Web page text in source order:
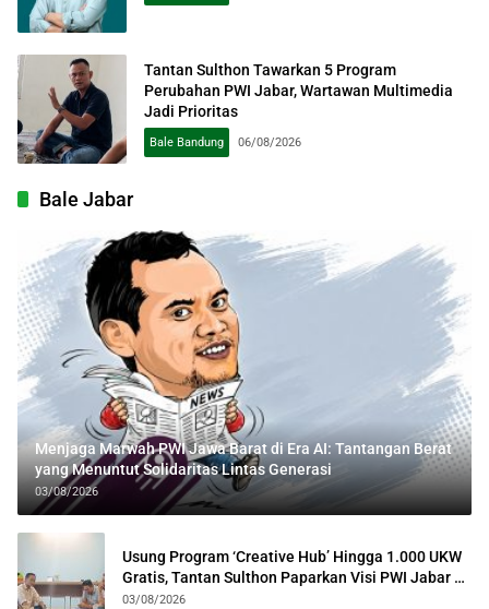
Tantan Sulthon Tawarkan 5 Program
Perubahan PWI Jabar, Wartawan Multimedia
Jadi Prioritas
Bale Bandung 06/08/2026
Bale Jabar
Menjaga Marwah PWI Jawa Barat di Era AI: Tantangan Berat
yang Menuntut Solidaritas Lintas Generasi
03/08/2026
Usung Program ‘Creative Hub’ Hingga 1.000 UKW
Gratis, Tantan Sulthon Paparkan Visi PWI Jabar di
Kota Bogor
03/08/2026